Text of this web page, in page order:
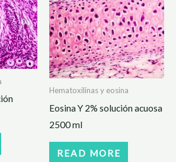
Hematoxilinas y eosina
Eosina Y 2% solución acuosa
2500 ml
READ MORE